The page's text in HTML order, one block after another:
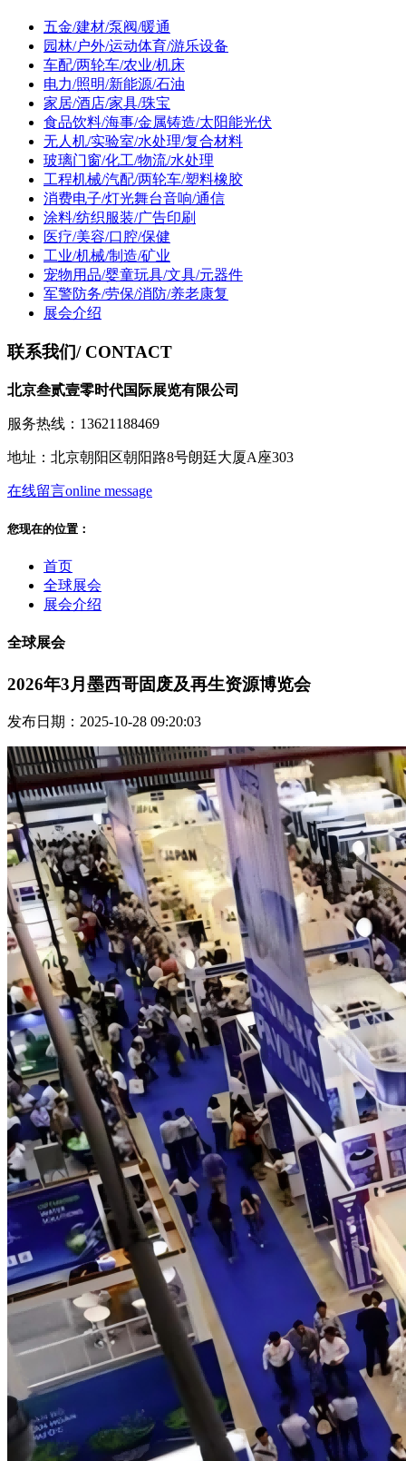
五金/建材/泵阀/暖通
园林/户外/运动体育/游乐设备
车配/两轮车/农业/机床
电力/照明/新能源/石油
家居/酒店/家具/珠宝
食品饮料/海事/金属铸造/太阳能光伏
无人机/实验室/水处理/复合材料
玻璃门窗/化工/物流/水处理
工程机械/汽配/两轮车/塑料橡胶
消费电子/灯光舞台音响/通信
涂料/纺织服装/广告印刷
医疗/美容/口腔/保健
工业/机械/制造/矿业
宠物用品/婴童玩具/文具/元器件
军警防务/劳保/消防/养老康复
展会介绍
联系我们/ CONTACT
北京叁贰壹零时代国际展览有限公司
服务热线：13621188469
地址：北京朝阳区朝阳路8号朗廷大厦A座303
在线留言online message
您现在的位置：
首页
全球展会
展会介绍
全球展会
2026年3月墨西哥固废及再生资源博览会
发布日期：2025-10-28 09:20:03